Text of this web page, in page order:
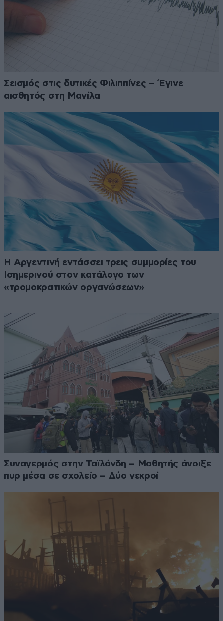
Σεισμός στις δυτικές Φιλιππίνες – Έγινε
αισθητός στη Μανίλα
Η Αργεντινή εντάσσει τρεις συμμορίες του
Ισημερινού στον κατάλογο των
«τρομοκρατικών οργανώσεων»
Συναγερμός στην Ταϊλάνδη – Μαθητής άνοιξε
πυρ μέσα σε σχολείο – Δύο νεκροί